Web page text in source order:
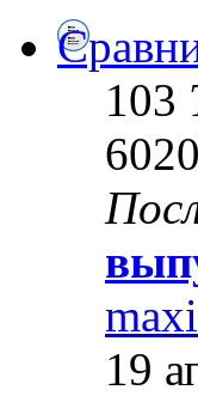
103
6020
19